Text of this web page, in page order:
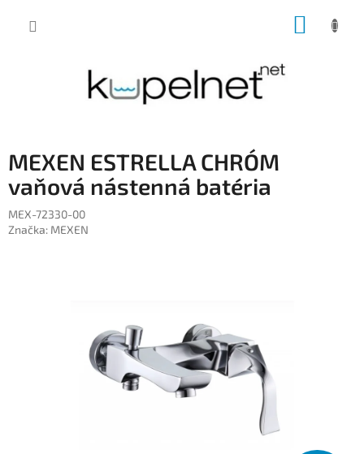
MEXEN ESTRELLA CHRÓM
vaňová nástenná batéria
MEX-72330-00
Značka: MEXEN